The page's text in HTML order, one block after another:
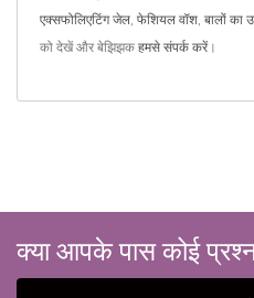
एक्सफोलिएटिंग जेल फेशियल वॉश बालों का
को देखें और बेझिझक हमसे संपर्क करें।
क्या आपके पास कोई